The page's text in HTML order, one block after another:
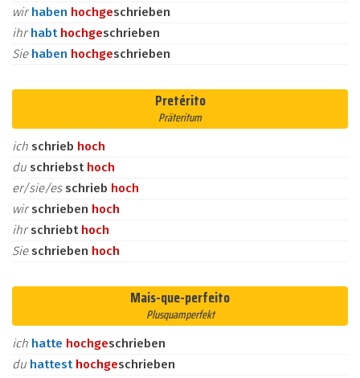
wirhaben hochgeschrieben
ihrhabt hochgeschrieben
Sie haben hochgeschrieben
Pretérito
Präteritum
ich schrieb hoch
du schriebst hoch
er/sie/es schrieb hoch
wirschrieben hoch
ihrschriebt hoch
Sie schrieben hoch
Mais-que-perfeito
Plusquamperfekt
ich hatte hochgeschrieben
du hattest hochgeschrieben